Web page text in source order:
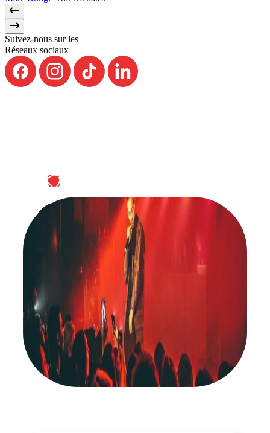
Suivez-nous sur les
Réseaux sociaux
ABONNEZ-VOUS À NOTRE NEWSLETTER